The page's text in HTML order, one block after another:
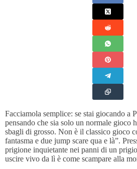
Facciamola semplice: se stai giocando a
pensando che sia solo un normale
sbagli di grosso. Non è il classico gioco
fantasma e due jump scare qua e là”.
prigione inquietante nei panni di un
uscire vivo da lì è come scampare alla